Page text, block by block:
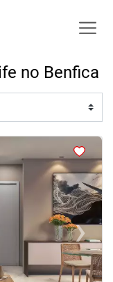
no Benfica
›Next